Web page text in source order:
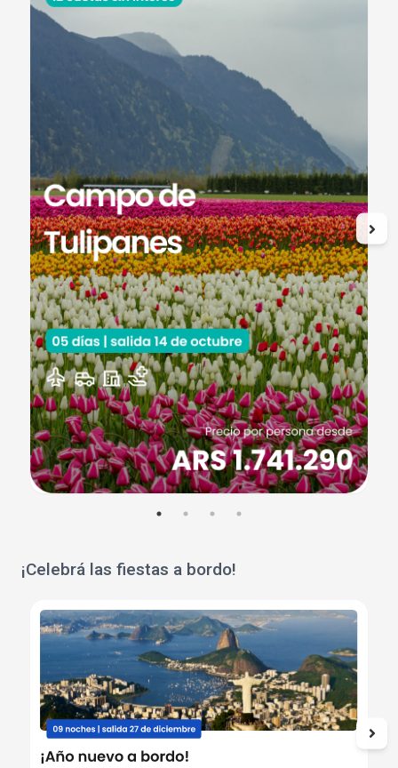
¡Celebrá las fiestas a bordo!